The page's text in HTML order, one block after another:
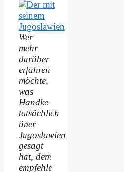
Wer
mehr
darüber
erfahren
möchte,
was
Handke
tatsächlich
über
Jugoslawien
gesagt
hat, dem
empfehle